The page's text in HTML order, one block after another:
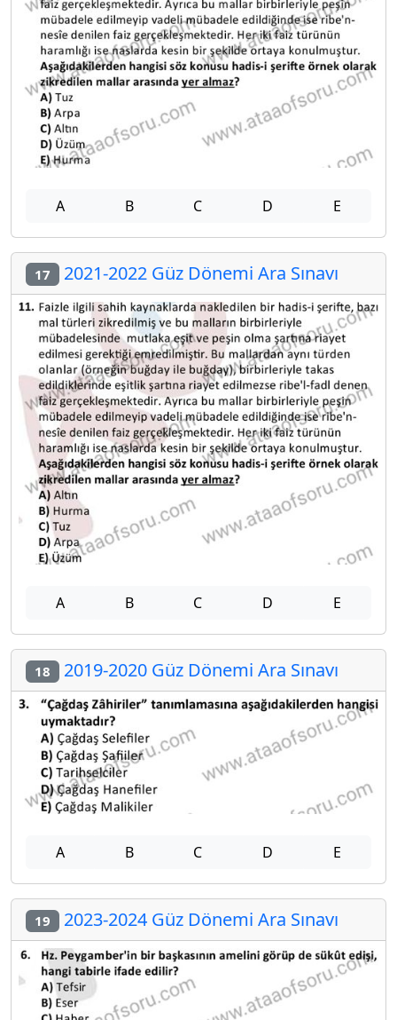
A B C D E
17 2021-2022 Güz Dönemi Ara Sınavı
A B C D E
18 2019-2020 Güz Dönemi Ara Sınavı
A B C D E
19 2023-2024 Güz Dönemi Ara Sınavı